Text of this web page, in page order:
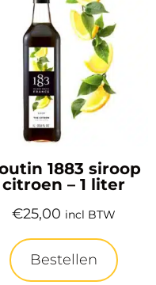
1883 siroop
citroen – 1 liter
€25,00 incl BTW
Bestellen